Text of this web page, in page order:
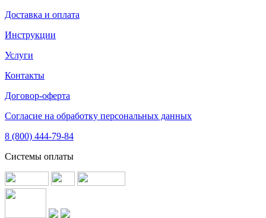
Доставка и оплата
Инструкции
Услуги
Контакты
Договор-оферта
Согласие на обработку персональных данных
8 (800) 444-79-84
Системы оплаты